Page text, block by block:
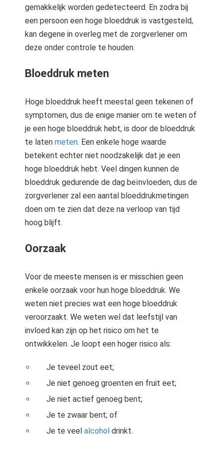
gemakkelijk worden gedetecteerd. En zodra bij
een persoon een hoge bloeddruk is vastgesteld,
kan degene in overleg met de zorgverlener om
deze onder controle te houden.
Bloeddruk meten
Hoge bloeddruk heeft meestal geen tekenen of
symptomen, dus de enige manier om te weten of
je een hoge bloeddruk hebt, is door de bloeddruk
te laten meten. Een enkele hoge waarde
betekent echter niet noodzakelijk dat je een
hoge bloeddruk hebt. Veel dingen kunnen de
bloeddruk gedurende de dag beïnvloeden, dus de
zorgverlener zal een aantal bloeddrukmetingen
doen om te zien dat deze na verloop van tijd
hoog blijft.
Oorzaak
Voor de meeste mensen is er misschien geen
enkele oorzaak voor hun hoge bloeddruk. We
weten niet precies wat een hoge bloeddruk
veroorzaakt. We weten wel dat leefstijl van
invloed kan zijn op het risico om het te
ontwikkelen. Je loopt een hoger risico als:
Je teveel zout eet;
Je niet genoeg groenten en fruit eet;
Je niet actief genoeg bent;
Je te zwaar bent; of
Je te veelalcohol drinkt.